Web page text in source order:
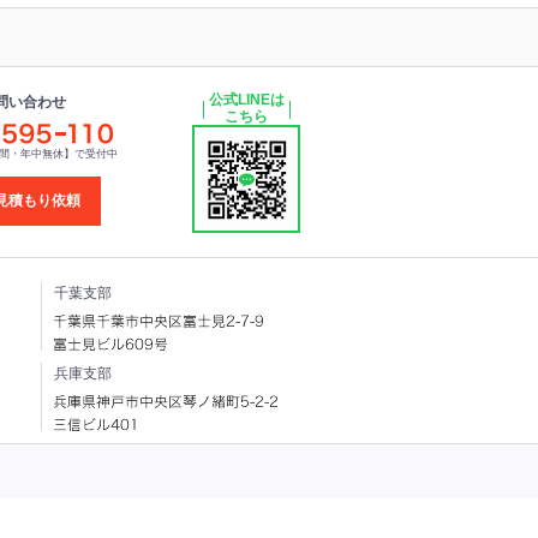
い合わせ
・年中無休】で受付中
積もり依頼
公式LINEは
こちら
千葉支部
兵庫支部